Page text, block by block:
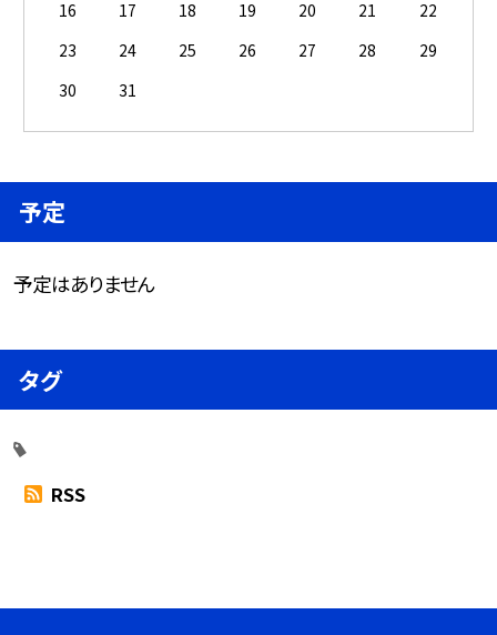
16
17 18 19 20 21
22
23
24 25 26 27 28
29
30
31
予定
予定はありません
タグ
RSS